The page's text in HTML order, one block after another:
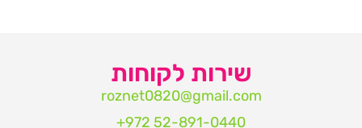
שירות לקוחות
roznet0820@gmail.com‏